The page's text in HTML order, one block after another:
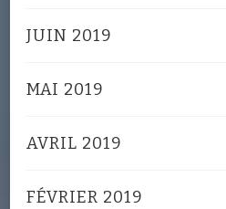
JUIN 2019
MAI 2019
AVRIL 2019
FÉVRIER 2019